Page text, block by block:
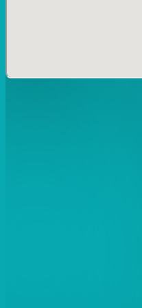
<4F Sub Floor + Rooftop>